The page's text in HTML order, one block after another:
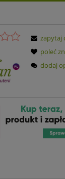
zapytaj
poleć
dodaj